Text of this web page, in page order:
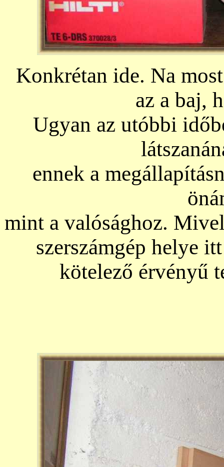
Konkrétan ide. Na
az a baj,
Ugyan az utóbbi
ennek a
mint a valósághoz.
szerszámgép helye
kötelező érvényű